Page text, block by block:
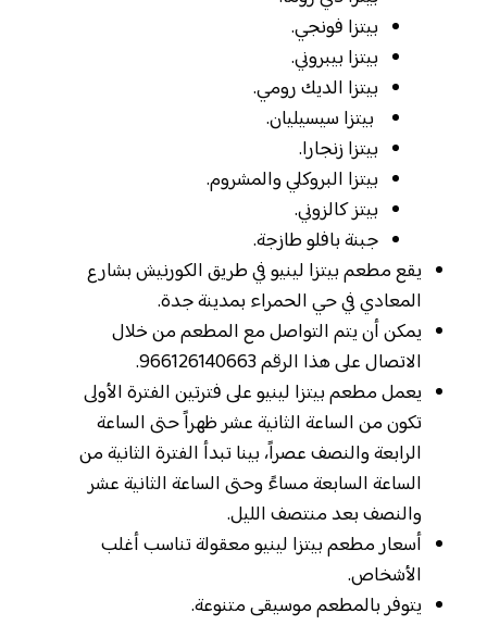
بيتزا فونجي.
بيتزا بيبروني.
بيتزا الديك رومي.
بيتزا سيسيليان.
بيتزا زنجارا.
بيتزا البروكلي والمشروم.
بيتز كالزوني.
جبنة بافلو طازجة.
يقع مطعم بيتزا لينيو في طريق الكورنيش بشارع
المعادي في حي الحمراء بمدينة جدة.
يمكن أن يتم التواصل مع المطعم من خلال
الاتصال على هذا الرقم 966126140663.
يعمل مطعم بيتزا لينيو على فترتين الفترة الأولى
تكون من الساعة الثانية عشر ظهراً حتى الساعة
الرابعة والنصف عصراً، بينا تبدأ الفترة الثانية من
الساعة السابعة مساءً وحتى الساعة الثانية عشر
والنصف بعد منتصف الليل.
أسعار مطعم بيتزا لينيو معقولة تناسب أغلب
الأشخاص.
يتوفر بالمطعم موسيقى متنوعة.